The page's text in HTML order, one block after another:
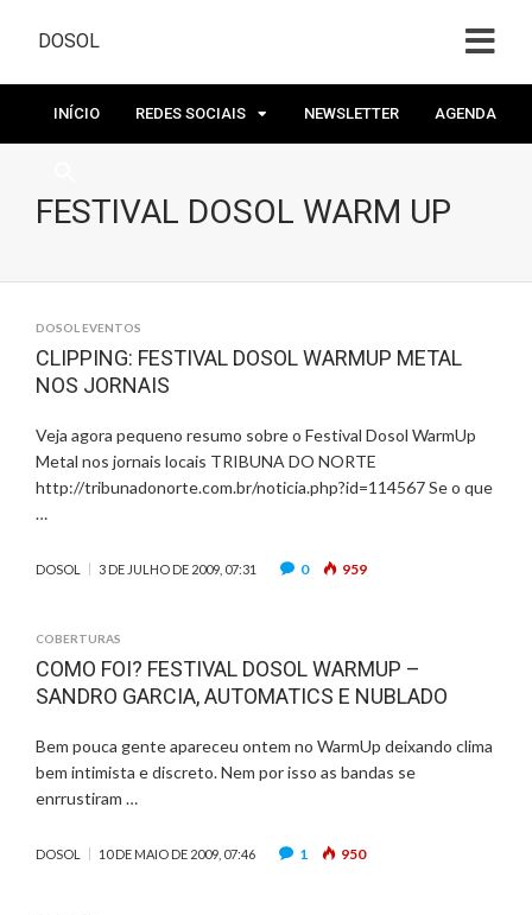
DOSOL
INÍCIO REDES SOCIAIS NEWSLETTER AGENDA
FESTIVAL DOSOL WARM UP
DOSOL EVENTOS
CLIPPING: FESTIVAL DOSOL WARMUP METAL
NOS JORNAIS
Veja agora pequeno resumo sobre o Festival Dosol WarmUp
Metal nos jornais locais TRIBUNA DO NORTE
http://tribunadonorte.com.br/noticia.php?id=114567 Se o que
…
DOSOL 3 DE JULHO DE 2009, 07:31 0 959
COBERTURAS
COMO FOI? FESTIVAL DOSOL WARMUP –
SANDRO GARCIA, AUTOMATICS E NUBLADO
Bem pouca gente apareceu ontem no WarmUp deixando clima
bem intimista e discreto. Nem por isso as bandas se
enrrustiram …
DOSOL 10 DE MAIO DE 2009, 07:46 1 950